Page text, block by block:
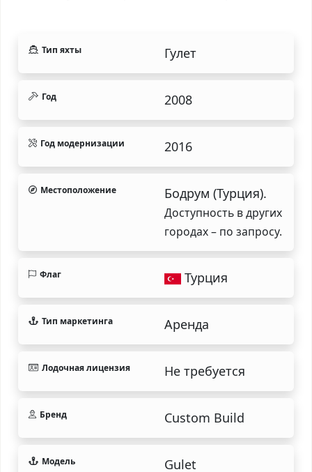
Тип яхты Гулет
Год 2008
Год модернизации 2016
Местоположение Бодрум (Турция).
Доступность в других
городах – по запросу.
Флаг Турция
Тип маркетинга Аренда
Лодочная лицензия Не требуется
Бренд Custom Build
Модель Gulet